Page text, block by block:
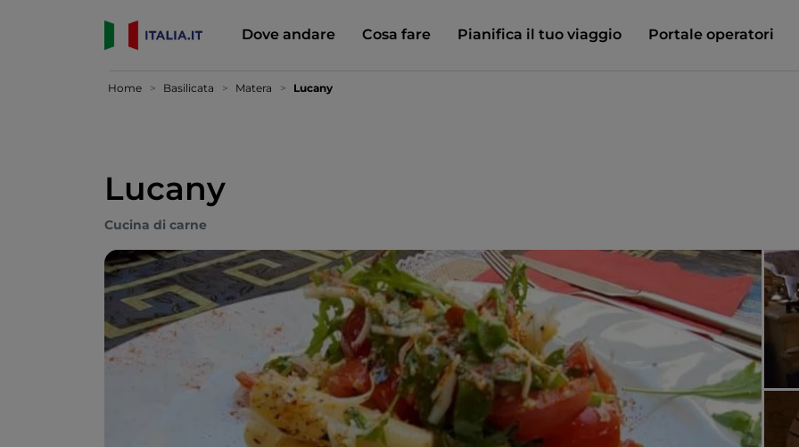
Dove andare Cosa fare Pianifica il tuo viaggio Portale operatori
Home Basilicata Matera Lucany
Lucany
Cucina di carne